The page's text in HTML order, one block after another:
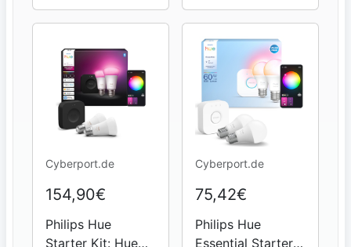
Cyberport.de
154,90€
Philips Hue
Starter Kit: Hue
Cyberport.de
75,42€
Philips Hue
Essential Starter